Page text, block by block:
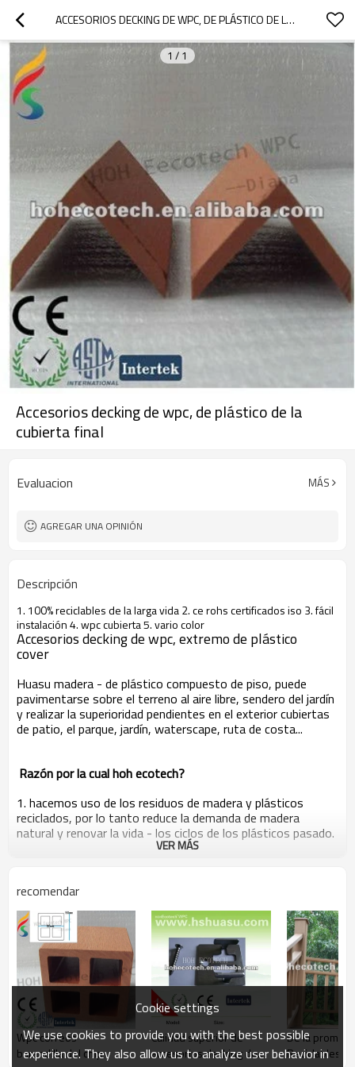
ACCESORIOS DECKING DE WPC, DE PLÁSTICO DE LA CUBIERTA FINAL
1 / 1
Accesorios decking de wpc, de plástico de la
cubierta final
Evaluacion MÁS
AGREGAR UNA OPINIÓN
Descripción
1. 100% reciclables de la larga vida 2. ce rohs certificados iso 3. fácil
instalación 4. wpc cubierta 5. vario color
Accesorios decking de wpc, extremo de plástico
cover
Huasu madera - de plástico compuesto de piso, puede
pavimentarse sobre el terreno al aire libre, sendero del jardín
y realizar la superioridad pendientes en el exterior cubiertas
de patio, el parque, jardín, waterscape, ruta de costa...
Razón por la cual hoh ecotech?
1. hacemos uso de los residuos de madera y plásticos
reciclados, por lo tanto reduce la demanda de madera
natural y renovar la vida - los ciclos de los plásticos pasado.
de costos
3. de alta calidad, de alta resistencia a la tracción y no chip o
astilla
clip de plástico para decking del wpc
con precio competitivo y práctico appreance
VER MÁS
recomendar
Wpc correos - - -
barandilla del cmp
Calidad superior de
accesorios decking de
De la
Reciclables
Cookie settings
We use cookies to provide you with the best possible
experience. They also allow us to analyze user behavior in